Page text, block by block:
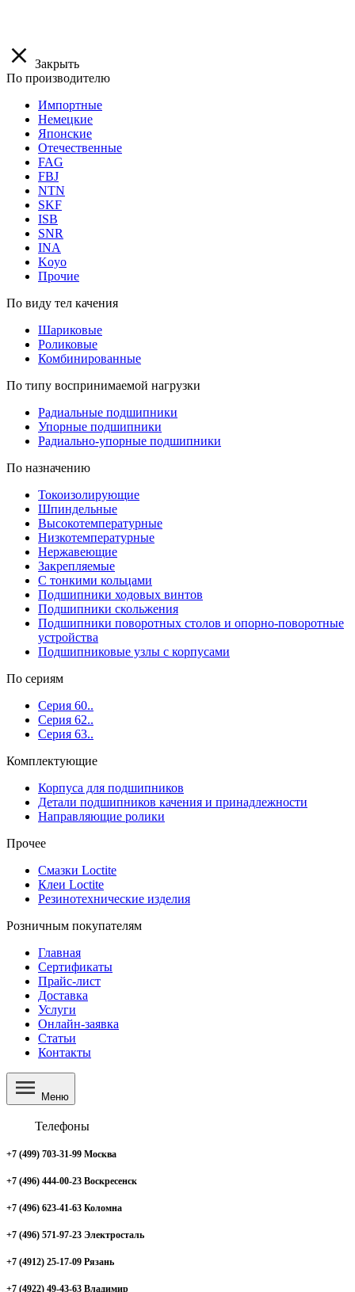
Закрыть
По производителю
Импортные
Немецкие
Японские
Отечественные
FAG
FBJ
NTN
SKF
ISB
SNR
INA
Koyo
Прочие
По виду тел качения
Шариковые
Роликовые
Комбинированные
По типу воспринимаемой нагрузки
Радиальные подшипники
Упорные подшипники
Радиально-упорные подшипники
По назначению
Токоизолирующие
Шпиндельные
Высокотемпературные
Низкотемпературные
Нержавеющие
Закрепляемые
С тонкими кольцами
Подшипники ходовых винтов
Подшипники скольжения
Подшипники поворотных столов и опорно-поворотные
устройства
Подшипниковые узлы с корпусами
По сериям
Серия 60..
Серия 62..
Серия 63..
Комплектующие
Корпуса для подшипников
Детали подшипников качения и принадлежности
Направляющие ролики
Прочее
Смазки Loctite
Клеи Loctite
Резинотехнические изделия
Розничным покупателям
Главная
Сертификаты
Прайс-лист
Доставка
Услуги
Онлайн-заявка
Статьи
Контакты
Меню
Телефоны
+7 (499) 703-31-99 Москва
+7 (496) 444-00-23 Воскресенск
+7 (496) 623-41-63 Коломна
+7 (496) 571-97-23 Электросталь
+7 (4912) 25-17-09 Рязань
+7 (4922) 49-43-63 Владимир